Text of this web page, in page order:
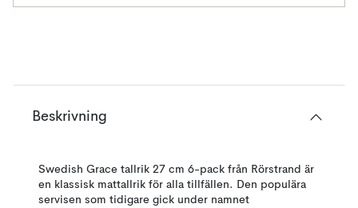
Beskrivning
Swedish Grace tallrik 27 cm 6-pack från Rörstrand är
en klassisk mattallrik för alla tillfällen. Den populära
servisen som tidigare gick under namnet